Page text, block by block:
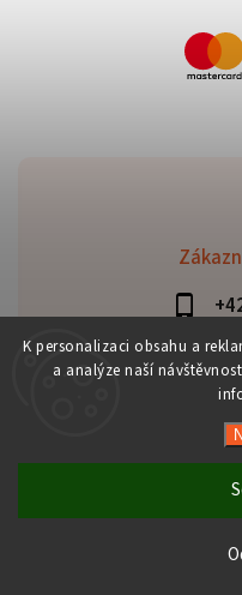
K personalizaci obsahu a
a analýze naší
Copyright 2026Daniš